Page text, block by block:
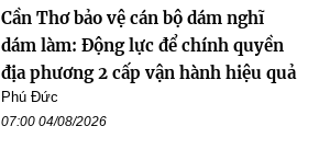
Cần Thơ bảo vệ cán bộ dám nghĩ
dám làm: Động lực để chính quyền
địa phương 2 cấp vận hành hiệu quả
Phú Đức
07:00 04/08/2026